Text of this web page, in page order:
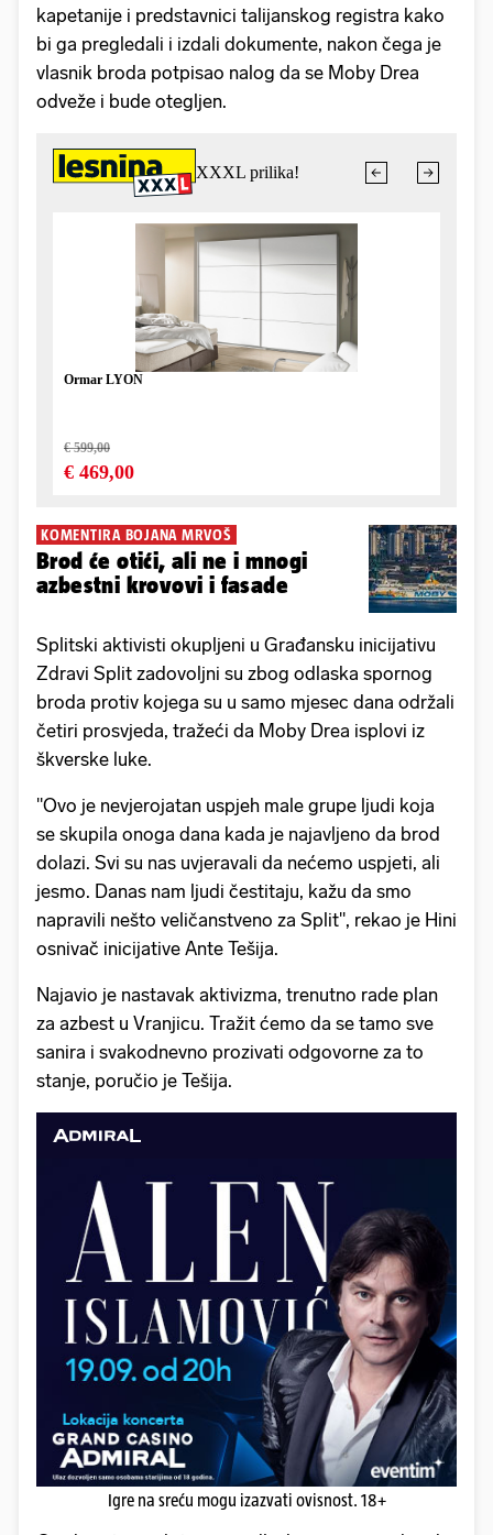
kapetanije i predstavnici talijanskog registra kako
bi ga pregledali i izdali dokumente, nakon čega je
vlasnik broda potpisao nalog da se Moby Drea
odveže i bude otegljen.
KOMENTIRA BOJANA MRVOŠ
Brod će otići, ali ne i mnogi
azbestni krovovi i fasade
Splitski aktivisti okupljeni u Građansku inicijativu
Zdravi Split zadovoljni su zbog odlaska spornog
broda protiv kojega su u samo mjesec dana održali
četiri prosvjeda, tražeći da Moby Drea isplovi iz
škverske luke.
"Ovo je nevjerojatan uspjeh male grupe ljudi koja
se skupila onoga dana kada je najavljeno da brod
dolazi. Svi su nas uvjeravali da nećemo uspjeti, ali
jesmo. Danas nam ljudi čestitaju, kažu da smo
napravili nešto veličanstveno za Split", rekao je Hini
osnivač inicijative Ante Tešija.
Najavio je nastavak aktivizma, trenutno rade plan
za azbest u Vranjicu. Tražit ćemo da se tamo sve
sanira i svakodnevno prozivati odgovorne za to
stanje, poručio je Tešija.
Igre na sreću mogu izazvati ovisnost. 18+